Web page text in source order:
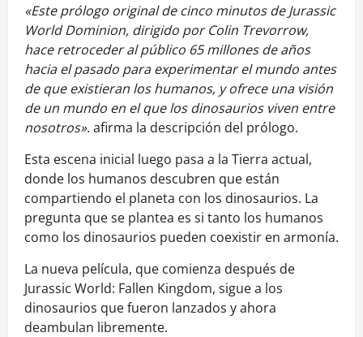
«Este prólogo original de cinco minutos de Jurassic
World Dominion, dirigido por Colin Trevorrow,
hace retroceder al público 65 millones de años
hacia el pasado para experimentar el mundo antes
de que existieran los humanos, y ofrece una visión
de un mundo en el que los dinosaurios viven entre
nosotros». afirma la descripción del prólogo.
Esta escena inicial luego pasa a la Tierra actual,
donde los humanos descubren que están
compartiendo el planeta con los dinosaurios. La
pregunta que se plantea es si tanto los humanos
como los dinosaurios pueden coexistir en armonía.
La nueva película, que comienza después de
Jurassic World: Fallen Kingdom, sigue a los
dinosaurios que fueron lanzados y ahora
deambulan libremente.